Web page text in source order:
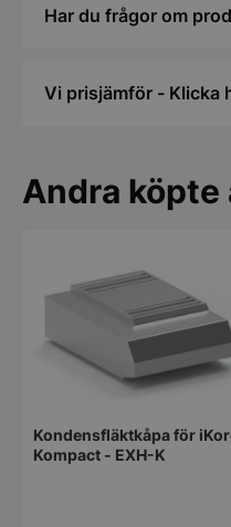
Har du frågor om
Vi prisjämför - Klicka
Andra köpte
Kondensfläktkåpa för
Kompact - EXH-K
användas ordentligt
pys_session_limit
Privacy Policy